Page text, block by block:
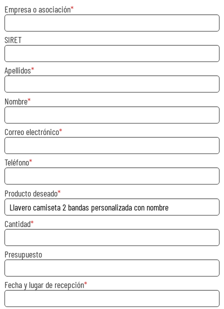
Empresa o asociación
SIRET
Apellidos
Nombre
Correo electrónico
Teléfono
Producto deseado
Cantidad
Presupuesto
Fecha y lugar de recepción